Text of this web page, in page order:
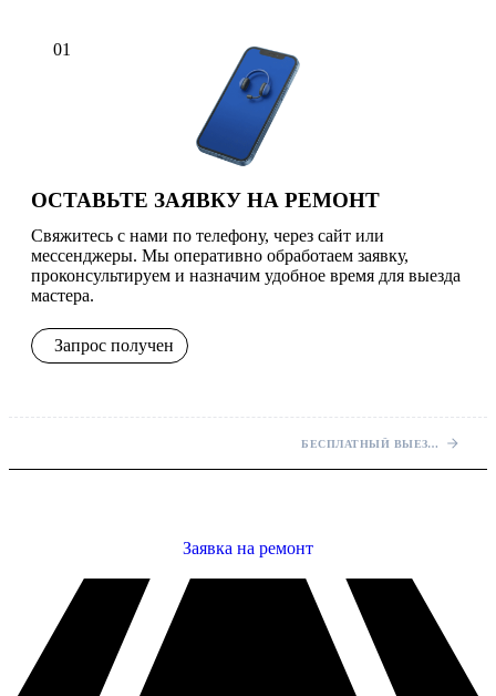
01
ОСТАВЬТЕ ЗАЯВКУ НА РЕМОНТ
Свяжитесь с нами по телефону, через сайт или
мессенджеры. Мы оперативно обработаем заявку,
проконсультируем и назначим удобное время для выезда
мастера.
Запрос получен
БЕСПЛАТНЫЙ ВЫЕЗД МАСТЕРА НА ДОМ
Заявка на ремонт